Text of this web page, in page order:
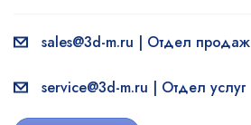
sales@3d-m.ru | Отдел продаж
service@3d-m.ru | Отдел услуг